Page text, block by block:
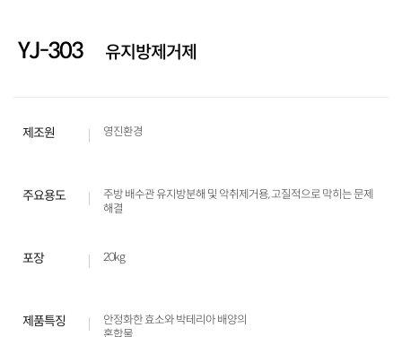
YJ-303 유지방제거제
제조원 영진환경
주요용도
주방 배수관 유지방분해 및 악취제거용, 고질적으로 막히는 문제
해결
포장 20kg
제품특징
안정화한 효소와 박테리아 배양의